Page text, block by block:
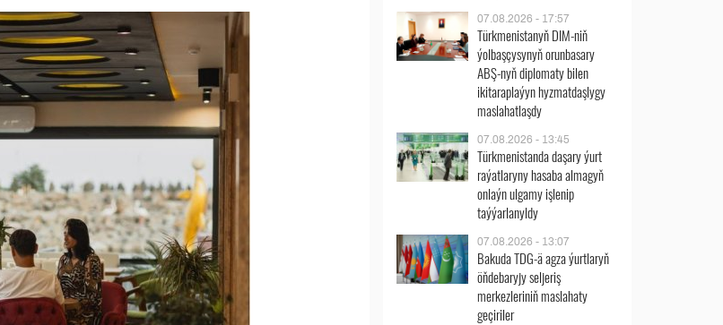
07.08.2026 - 17:57
Türkmenistanyň DIM-niň
ýolbaşçysynyň orunbasary
ABŞ-nyň diplomaty bilen
ikitaraplaýyn hyzmatdaşlygy
maslahatlaşdy
07.08.2026 - 13:45
Türkmenistanda daşary ýurt
raýatlaryny hasaba almagyň
onlaýn ulgamy işlenip
taýýarlanyldy
07.08.2026 - 13:07
Bakuda TDG-ä agza ýurtlaryň
öňdebaryjy seljeriş
merkezleriniň maslahaty
geçiriler